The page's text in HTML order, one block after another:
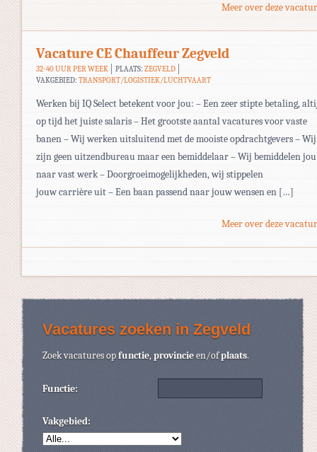
Meer over deze
Vacature CE Chauffeur Zegveld
32-40 UUR PER WEEK PLAATS: ZEGVELD
VAKGEBIED: TRANSPORT/LOGISTIEK/LUCHTVAART
Werken bij IQ Select betekent voor jou: – Een zeer stipte betaling,
op tijd het juiste salaris – Het grootste aantal vacatures voor vaste
banen – Wij werken uitsluitend met de mooiste opdrachtgevers – Wij
zijn geen uitzendbureau maar een bemiddelaar – Wij bemiddelen jou
naar vast werk – Doorgroeimogelijkheden, wij stippelen
jouw carrière uit – Een baan passend naar jouw wensen en […]
Meer over deze
Vacatures zoeken in Zegveld
Zoek vacatures opfunctie,provincieen/ofplaats.
Functie:
Vakgebied: